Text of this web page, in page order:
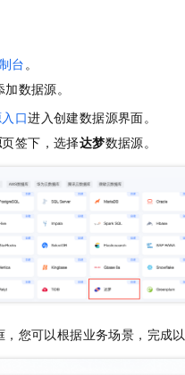
台。
数据源。
口进入创建数据源界面。
页签下，选择达梦数据源。
，您可以根据业务场景，完成以